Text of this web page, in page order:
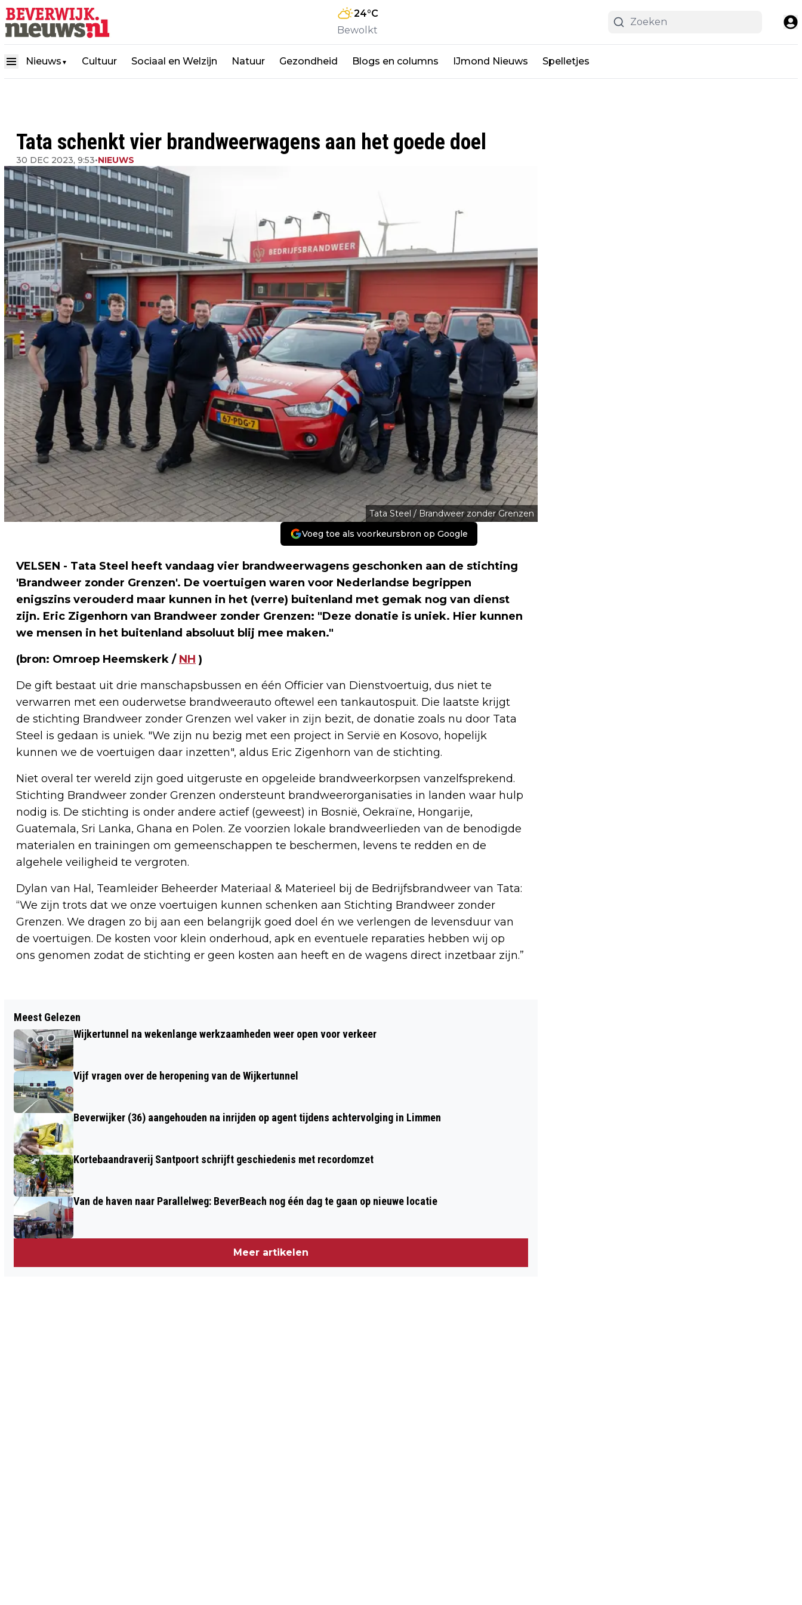
24°C
Bewolkt
Nieuws ▼ Cultuur Sociaal en Welzijn Natuur Gezondheid Blogs en columns IJmond Nieuws Spelletjes
Tata schenkt vier brandweerwagens aan het goede doel
30 DEC 2023, 9:53•NIEUWS
Tata Steel / Brandweer zonder Grenzen
Voeg toe als voorkeursbron op Google
VELSEN - Tata Steel heeft vandaag vier brandweerwagens geschonken aan de stichting
'Brandweer zonder Grenzen'. De voertuigen waren voor Nederlandse begrippen
enigszins verouderd maar kunnen in het (verre) buitenland met gemak nog van dienst
zijn. Eric Zigenhorn van Brandweer zonder Grenzen: "Deze donatie is uniek. Hier kunnen
we mensen in het buitenland absoluut blij mee maken."
(bron: Omroep Heemskerk / NH )
De gift bestaat uit drie manschapsbussen en één Officier van Dienstvoertuig, dus niet te
verwarren met een ouderwetse brandweerauto oftewel een tankautospuit. Die laatste krijgt
de stichting Brandweer zonder Grenzen wel vaker in zijn bezit, de donatie zoals nu door Tata
Steel is gedaan is uniek. "We zijn nu bezig met een project in Servië en Kosovo, hopelijk
kunnen we de voertuigen daar inzetten", aldus Eric Zigenhorn van de stichting.
Niet overal ter wereld zijn goed uitgeruste en opgeleide brandweerkorpsen vanzelfsprekend.
Stichting Brandweer zonder Grenzen ondersteunt brandweerorganisaties in landen waar hulp
nodig is. De stichting is onder andere actief (geweest) in Bosnië, Oekraïne, Hongarije,
Guatemala, Sri Lanka, Ghana en Polen. Ze voorzien lokale brandweerlieden van de benodigde
materialen en trainingen om gemeenschappen te beschermen, levens te redden en de
algehele veiligheid te vergroten.
Dylan van Hal, Teamleider Beheerder Materiaal & Materieel bij de Bedrijfsbrandweer van Tata:
“We zijn trots dat we onze voertuigen kunnen schenken aan Stichting Brandweer zonder
Grenzen. We dragen zo bij aan een belangrijk goed doel én we verlengen de levensduur van
de voertuigen. De kosten voor klein onderhoud, apk en eventuele reparaties hebben wij op
ons genomen zodat de stichting er geen kosten aan heeft en de wagens direct inzetbaar zijn.”
MENSEN HAMSTEREN VAPES VOOR
KOMST SMAAKJESVERBOD
JANUARI BEGINT ZACHT, DAARNA
Meest Gelezen
Wijkertunnel na wekenlange werkzaamheden weer open voor verkeer
Vijf vragen over de heropening van de Wijkertunnel
Beverwijker (36) aangehouden na inrijden op agent tijdens achtervolging in Limmen
Kortebaandraverij Santpoort schrijft geschiedenis met recordomzet
Van de haven naar Parallelweg: BeverBeach nog één dag te gaan op nieuwe locatie
Meer artikelen